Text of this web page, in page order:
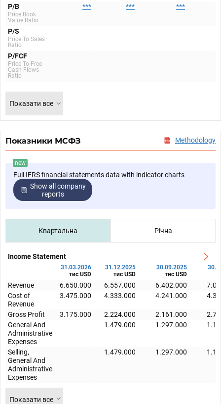
P/B
Price Book
Value Ratio
*** *** ***
P/S
Price To Sales
Ratio
P/FCF
Price To Free
Cash Flows
Ratio
Показати все
Показники МСФЗ Methodology
new
Full IFRS financial statements data with indicator charts
Show all company
reports
Квартальна Річна
Income Statement
31.03.2026
тис USD
31.12.2025
тис USD
30.09.2025
тис USD
Revenue 6.650.000 6.557.000 6.402.000
Cost of
Revenue
3.475.000 4.333.000 4.241.000
Gross Profit 3.175.000 2.224.000 2.161.000
General And
Administrative
Expenses
1.479.000 1.297.000
Selling,
General And
Administrative
Expenses
1.479.000 1.297.000
Показати все